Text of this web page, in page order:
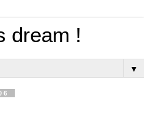
dream !
▼